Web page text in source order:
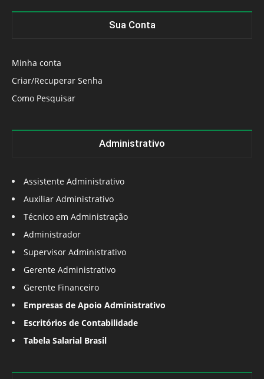
Sua Conta
Minha conta
Criar/Recuperar Senha
Como Pesquisar
Administrativo
Assistente Administrativo
Auxiliar Administrativo
Técnico em Administração
Administrador
Supervisor Administrativo
Gerente Administrativo
Gerente Financeiro
Empresas de Apoio Administrativo
Escritórios de Contabilidade
Tabela Salarial Brasil